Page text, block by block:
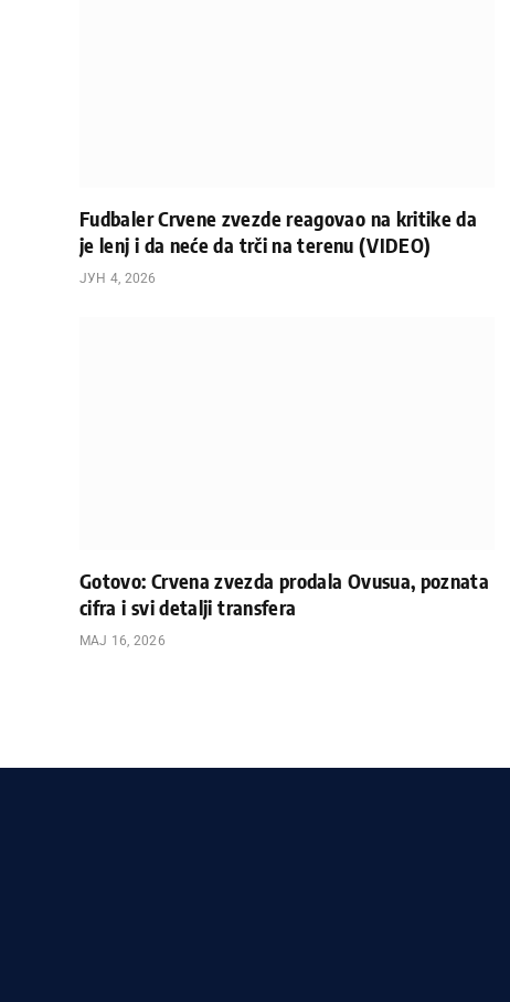
Fudbaler Crvene zvezde reagovao na kritike da
je lenj i da neće da trči na terenu (VIDEO)
ЈУН 4, 2026
Gotovo: Crvena zvezda prodala Ovusua, poznata
cifra i svi detalji transfera
МАЈ 16, 2026